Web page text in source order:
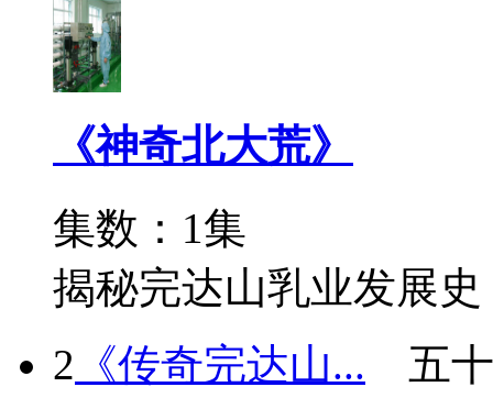
《神奇北大荒》
集数：1集
揭秘完达山乳业发展史
2 《传奇完达山...
五